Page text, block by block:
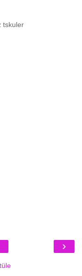
tskuler
›